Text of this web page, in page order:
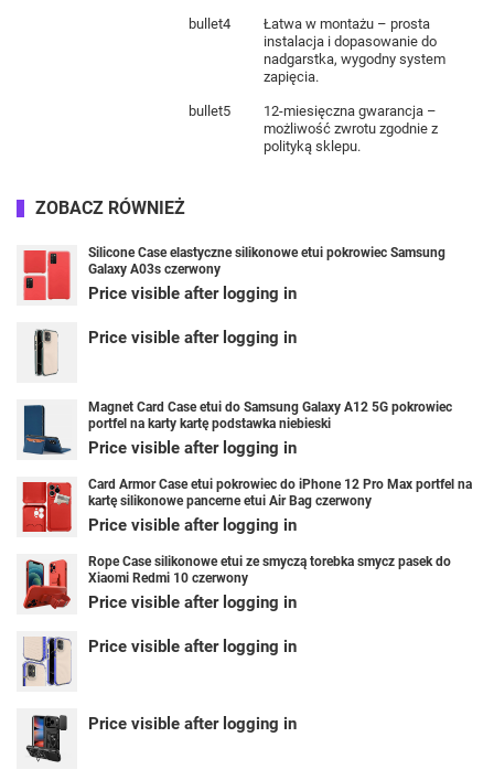
bullet4
Łatwa w montażu – prosta
instalacja i dopasowanie do
nadgarstka, wygodny system
zapięcia.
bullet5
12-miesięczna gwarancja –
możliwość zwrotu zgodnie z
polityką sklepu.
ZOBACZ RÓWNIEŻ
Silicone Case elastyczne silikonowe etui pokrowiec Samsung
Galaxy A03s czerwony
Price visible after logging in
Price visible after logging in
Magnet Card Case etui do Samsung Galaxy A12 5G pokrowiec
portfel na karty kartę podstawka niebieski
Price visible after logging in
Card Armor Case etui pokrowiec do iPhone 12 Pro Max portfel na
kartę silikonowe pancerne etui Air Bag czerwony
Price visible after logging in
Rope Case silikonowe etui ze smyczą torebka smycz pasek do
Xiaomi Redmi 10 czerwony
Price visible after logging in
Price visible after logging in
Price visible after logging in